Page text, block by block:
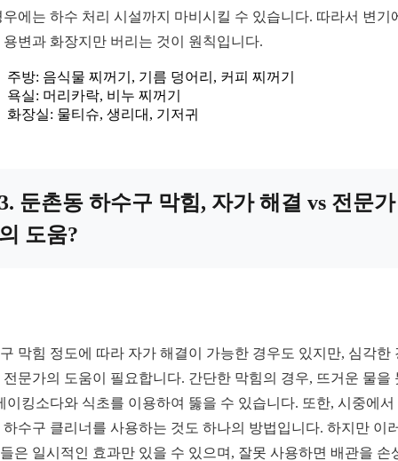
우에는 하수 처리 시설까지 마비시킬 수 있습니다. 따라서 변기
용변과 화장지만 버리는 것이 원칙입니다.
주방: 음식물 찌꺼기, 기름 덩어리, 커피 찌꺼기
욕실: 머리카락, 비누 찌꺼기
화장실: 물티슈, 생리대, 기저귀
둔촌동 하수구 막힘, 자가 해결 vs 전문가
도움?
막힘 정도에 따라 자가 해결이 가능한 경우도 있지만, 심각한
전문가의 도움이 필요합니다. 간단한 막힘의 경우, 뜨거운 물을
이킹소다와 식초를 이용하여 뚫을 수 있습니다. 또한, 시중에서
하수구 클리너를 사용하는 것도 하나의 방법입니다. 하지만 이
은 일시적인 효과만 있을 수 있으며, 잘못 사용하면 배관을 손